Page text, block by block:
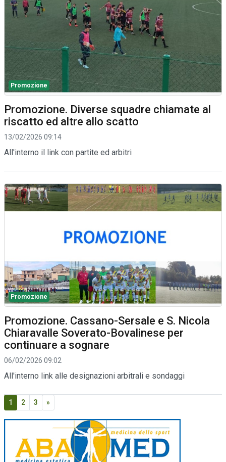
Promozione
Promozione. Diverse squadre chiamate al
riscatto ed altre allo scatto
13/02/2026 09:14
All'interno il link con partite ed arbitri
Promozione
Promozione. Cassano-Sersale e S. Nicola
Chiaravalle Soverato-Bovalinese per
continuare a sognare
06/02/2026 09:02
All'interno link alle designazioni arbitrali e sondaggi
1 2 3 »